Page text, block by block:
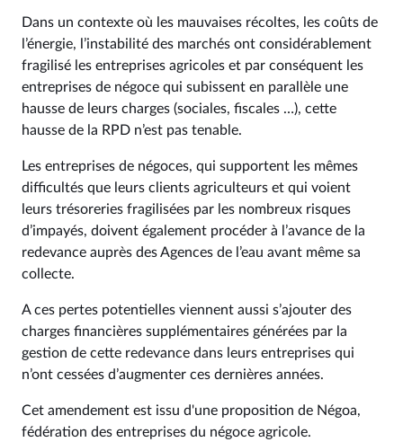
Dans un contexte où les mauvaises récoltes, les coûts de
l’énergie, l’instabilité des marchés ont considérablement
fragilisé les entreprises agricoles et par conséquent les
entreprises de négoce qui subissent en parallèle une
hausse de leurs charges (sociales, fiscales …), cette
hausse de la RPD n’est pas tenable.
Les entreprises de négoces, qui supportent les mêmes
difficultés que leurs clients agriculteurs et qui voient
leurs trésoreries fragilisées par les nombreux risques
d’impayés, doivent également procéder à l’avance de la
redevance auprès des Agences de l’eau avant même sa
collecte.
A ces pertes potentielles viennent aussi s’ajouter des
charges financières supplémentaires générées par la
gestion de cette redevance dans leurs entreprises qui
n’ont cessées d’augmenter ces dernières années.
Cet amendement est issu d'une proposition de Négoa,
fédération des entreprises du négoce agricole.